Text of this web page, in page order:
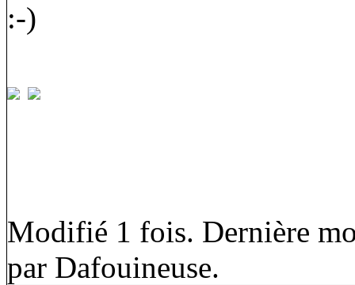
:-)
Modifié 1 fois. Dernière
par Dafouineuse.